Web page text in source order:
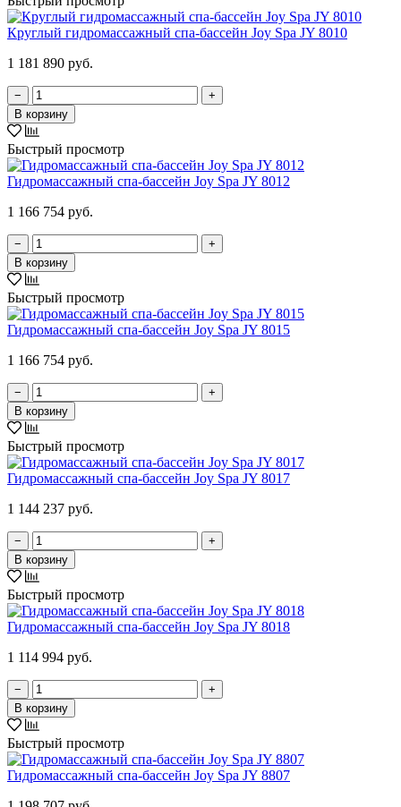
Круглый гидромассажный спа-бассейн Joy Spa JY 8010
1 181 890 руб.
−
+
В корзину
Быстрый просмотр
Гидромассажный спа-бассейн Joy Spa JY 8012
1 166 754 руб.
−
+
В корзину
Быстрый просмотр
Гидромассажный спа-бассейн Joy Spa JY 8015
1 166 754 руб.
−
+
В корзину
Быстрый просмотр
Гидромассажный спа-бассейн Joy Spa JY 8017
1 144 237 руб.
−
+
В корзину
Быстрый просмотр
Гидромассажный спа-бассейн Joy Spa JY 8018
1 114 994 руб.
−
+
В корзину
Быстрый просмотр
Гидромассажный спа-бассейн Joy Spa JY 8807